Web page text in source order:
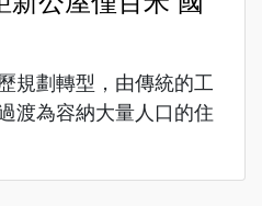
規劃轉型，由傳統的工
渡為容納大量人口的住